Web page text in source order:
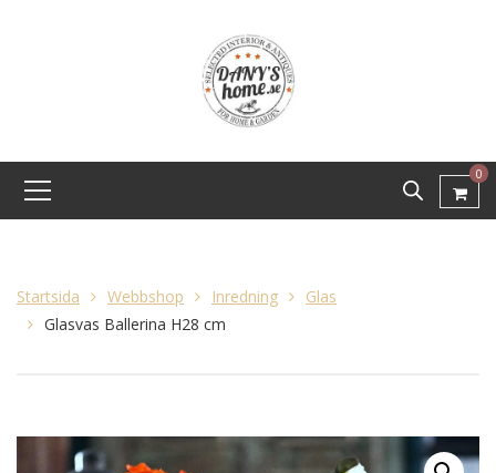
0
Startsida Webbshop Inredning
Glas
Glasvas Ballerina H28 cm